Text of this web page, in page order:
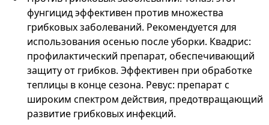
фунгицид эффективен против множества
грибковых заболеваний. Рекомендуется для
использования осенью после уборки. Квадрис:
профилактический препарат, обеспечивающий
защиту от грибков. Эффективен при обработке
теплицы в конце сезона. Ревус: препарат с
широким спектром действия, предотвращающий
развитие грибковых инфекций.